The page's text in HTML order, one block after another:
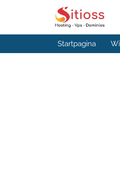
Startpagina